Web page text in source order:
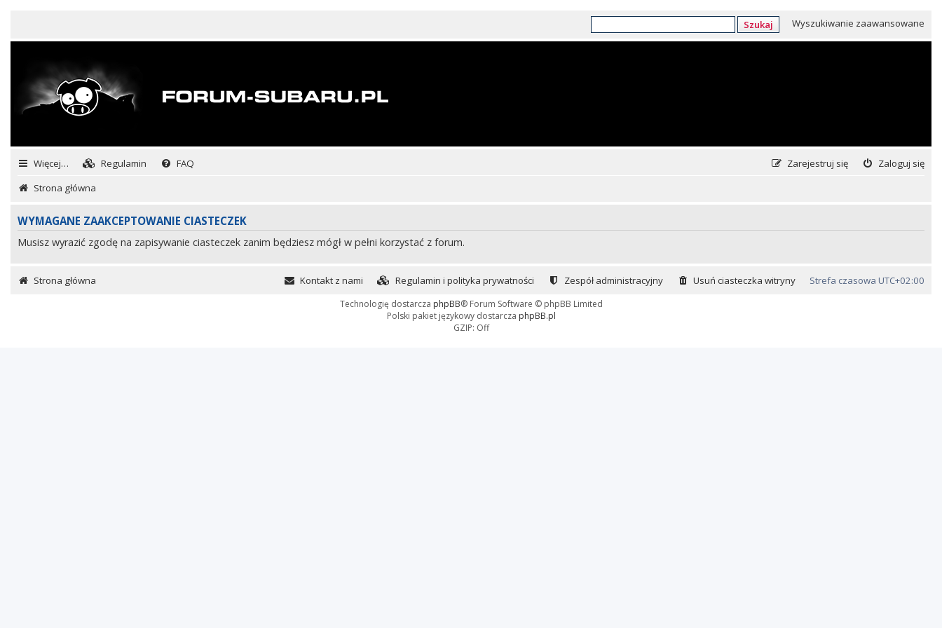
Szukaj Wyszukiwanie zaawansowane
Więcej… Regulamin FAQ Zaloguj się
Zarejestruj się
Strona główna
WYMAGANE ZAAKCEPTOWANIE CIASTECZEK
Musisz wyrazić zgodę na zapisywanie ciasteczek zanim będziesz mógł w pełni korzystać z forum.
Strona główna Strefa czasowa UTC+02:00
Usuń ciasteczka witryny
Zespół administracyjny
Regulamin i polityka prywatności
Kontakt z nami
Technologię dostarcza phpBB® Forum Software © phpBB Limited
Polski pakiet językowy dostarcza phpBB.pl
GZIP: Off